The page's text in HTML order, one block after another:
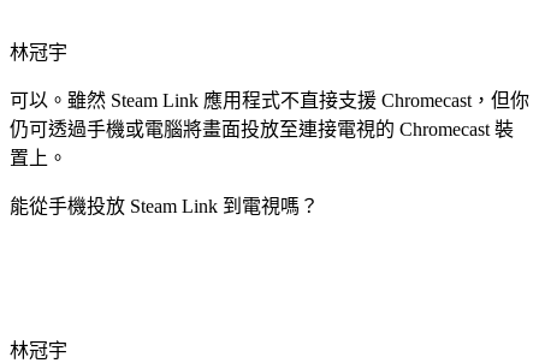
林冠宇
可以。雖然 Steam Link 應用程式不直接支援 Chromecast，但你
仍可透過手機或電腦將畫面投放至連接電視的 Chromecast 裝
置上。
能從手機投放 Steam Link 到電視嗎？
林冠宇